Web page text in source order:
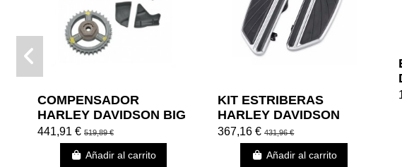
COMPENSADOR
HARLEY DAVIDSON BIG
TWIN SCREAMIN'
EAGLE PARA FXCWC
FXSTSSE3 FXSB 08-13
441,91 € 519,89 €
Añadir al carrito
KIT ESTRI­BERAS
HARLEY DAVIDSON
PARA EL PILOTO
AIRFLOW CROMADAS
367,16 €431,96 €
Añadir al carrito